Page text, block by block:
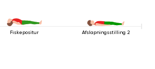
Fiskepositur Afslapningsstilling 2